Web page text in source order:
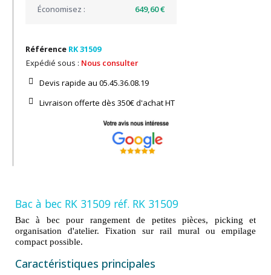
649,60 €
Référence RK 31509
Expédié sous : Nous consulter
Devis rapide au 05.45.36.08.19​
Livraison offerte dès 350€ d'achat​ HT
Bac à bec RK 31509 réf. RK 31509
Bac à bec pour rangement de petites pièces, picking et
organisation d'atelier. Fixation sur rail mural ou empilage
compact possible.
Caractéristiques principales